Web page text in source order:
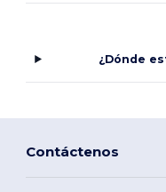
¿Dónde
Contáctenos